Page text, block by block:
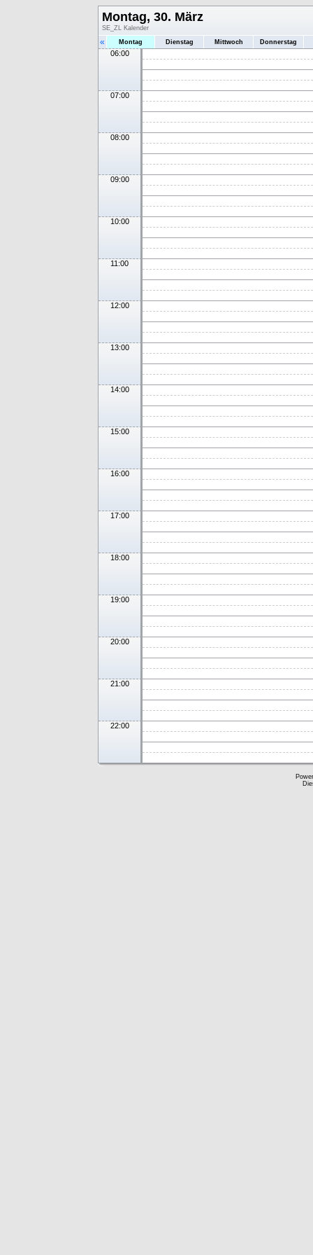
Montag, 30. März
SE_ZL Kalender
« Montag Dienstag Mittwoch Donnerstag
06:00
07:00
08:00
09:00
10:00
11:00
12:00
13:00
14:00
15:00
16:00
17:00
18:00
19:00
20:00
21:00
22:00